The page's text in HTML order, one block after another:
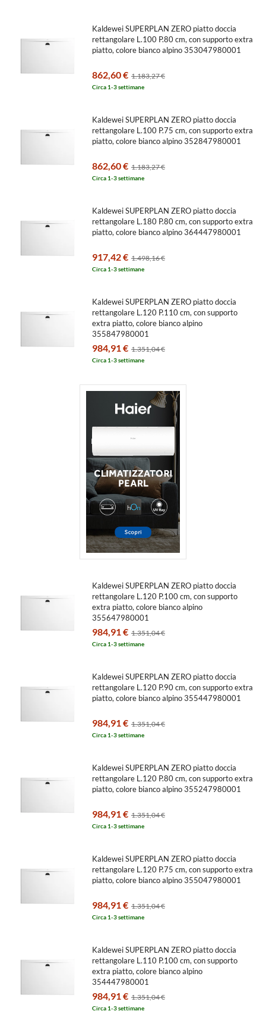
Kaldewei SUPERPLAN ZERO piatto doccia
rettangolare L.100 P.80 cm, con supporto extra
piatto, colore bianco alpino 353047980001
862,60 € 1.183,27 €
Circa 1-3 settimane
Kaldewei SUPERPLAN ZERO piatto doccia
rettangolare L.100 P.75 cm, con supporto extra
piatto, colore bianco alpino 352847980001
862,60 € 1.183,27 €
Circa 1-3 settimane
Kaldewei SUPERPLAN ZERO piatto doccia
rettangolare L.180 P.80 cm, con supporto extra
piatto, colore bianco alpino 364447980001
917,42 € 1.498,16 €
Circa 1-3 settimane
Kaldewei SUPERPLAN ZERO piatto doccia
rettangolare L.120 P.110 cm, con supporto
extra piatto, colore bianco alpino
355847980001
984,91 € 1.351,04 €
Circa 1-3 settimane
Kaldewei SUPERPLAN ZERO piatto doccia
rettangolare L.120 P.100 cm, con supporto
extra piatto, colore bianco alpino
355647980001
984,91 € 1.351,04 €
Circa 1-3 settimane
Kaldewei SUPERPLAN ZERO piatto doccia
rettangolare L.120 P.90 cm, con supporto extra
piatto, colore bianco alpino 355447980001
984,91 € 1.351,04 €
Circa 1-3 settimane
Kaldewei SUPERPLAN ZERO piatto doccia
rettangolare L.120 P.80 cm, con supporto extra
piatto, colore bianco alpino 355247980001
984,91 € 1.351,04 €
Circa 1-3 settimane
Kaldewei SUPERPLAN ZERO piatto doccia
rettangolare L.120 P.75 cm, con supporto extra
piatto, colore bianco alpino 355047980001
984,91 € 1.351,04 €
Circa 1-3 settimane
Kaldewei SUPERPLAN ZERO piatto doccia
rettangolare L.110 P.100 cm, con supporto
extra piatto, colore bianco alpino
354447980001
984,91 € 1.351,04 €
Circa 1-3 settimane